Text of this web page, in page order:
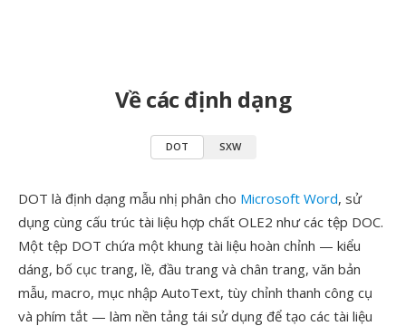
Về các định dạng
DOT SXW
DOT là định dạng mẫu nhị phân cho Microsoft Word, sử
dụng cùng cấu trúc tài liệu hợp chất OLE2 như các tệp DOC.
Một tệp DOT chứa một khung tài liệu hoàn chỉnh — kiểu
dáng, bố cục trang, lề, đầu trang và chân trang, văn bản
mẫu, macro, mục nhập AutoText, tùy chỉnh thanh công cụ
và phím tắt — làm nền tảng tái sử dụng để tạo các tài liệu